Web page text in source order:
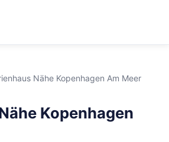
Nähe Kopenhagen Am Meer
Kopenhagen